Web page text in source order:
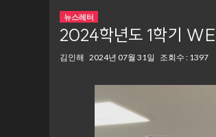
뉴스레터
2024학년도 1학기
김인해 2024년 07월 31일 조회수 : 1397